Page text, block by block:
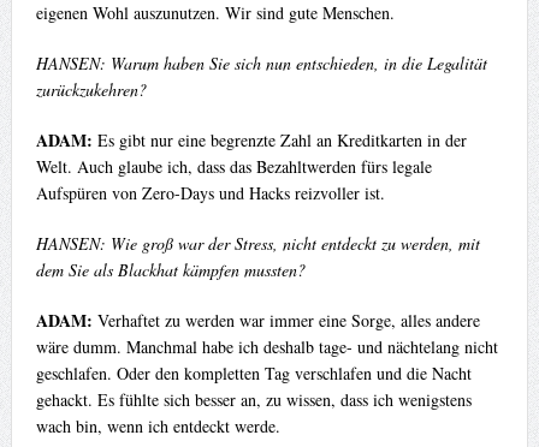
eigenen Wohl auszunutzen. Wir sind gute Menschen.
HANSEN: Warum haben Sie sich nun entschieden, in die Legalität
zurückzukehren?
ADAM: Es gibt nur eine begrenzte Zahl an Kreditkarten in der
Welt. Auch glaube ich, dass das Bezahltwerden fürs legale
Aufspüren von Zero-Days und Hacks reizvoller ist.
HANSEN: Wie groß war der Stress, nicht entdeckt zu werden, mit
dem Sie als Blackhat kämpfen mussten?
ADAM: Verhaftet zu werden war immer eine Sorge, alles andere
wäre dumm. Manchmal habe ich deshalb tage- und nächtelang nicht
geschlafen. Oder den kompletten Tag verschlafen und die Nacht
gehackt. Es fühlte sich besser an, zu wissen, dass ich wenigstens
wach bin, wenn ich entdeckt werde.